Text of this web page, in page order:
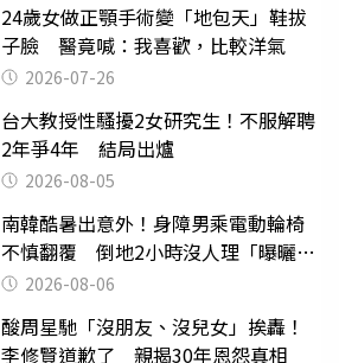
24歲女做正顎手術變「地包天」鞋拔
子臉 醫竟喊：我喜歡，比較洋氣
2026-07-26
台大教授性騷擾2女研究生！不服解聘
2年爭4年 結局出爐
2026-08-05
南韓酷暑出意外！身障男乘電動輪椅
不慎翻覆 倒地2小時沒人理「曝曬
亡」2026-08-06
酸周星馳「沒朋友、沒兒女」挨轟！
李修賢道歉了 親揭30年恩怨真相